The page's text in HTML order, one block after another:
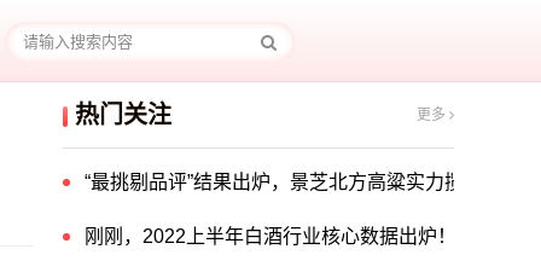
热门关注 更多
“最挑剔品评”结果出炉，景芝北方高粱实力揽获中国
刚刚，2022上半年白酒行业核心数据出炉！